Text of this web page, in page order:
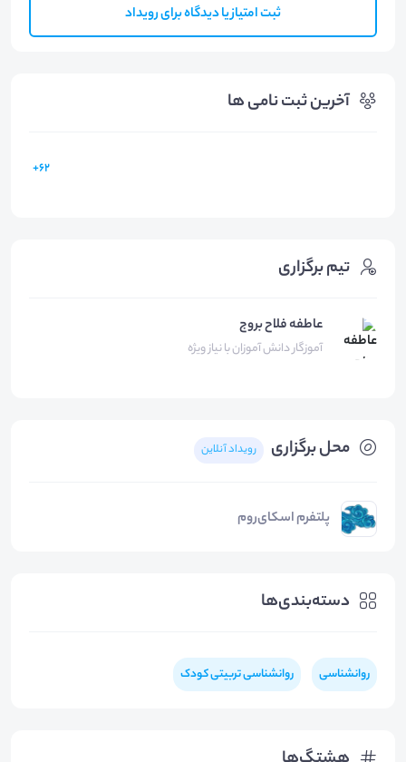
ثبت امتیاز یا دیدگاه برای رویداد
آخرین ثبت نامی ها
62+
محل برگزاری رویداد آنلاین
پلتفرم اسکای‌روم
دسته‌بندی‌ها
روانشناسی روانشناسی تربیتی کودک
تیم برگزاری
عاطفه فلاح بروج
آموزگار دانش آموزان با نیاز ویژه